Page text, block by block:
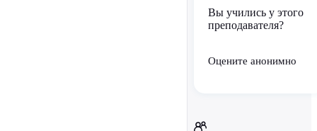
Вы учились у этого
преподавателя?
Оцените анонимно